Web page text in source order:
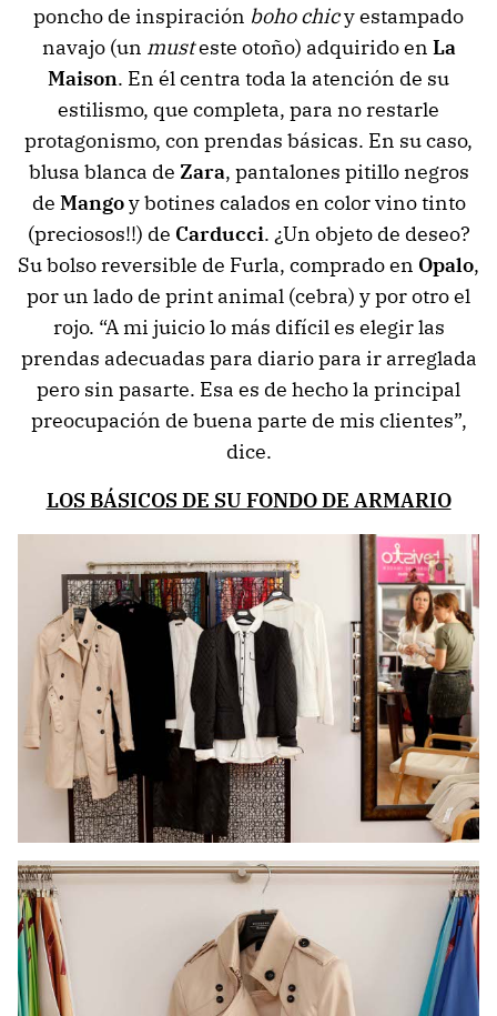
poncho de inspiración boho chicy estampado
navajo (un musteste otoño) adquirido en La
Maison. En él centra toda la atención de su
estilismo, que completa, para no restarle
protagonismo, con prendas básicas. En su caso,
blusa blanca de Zara, pantalones pitillo negros
de Mangoy botines calados en color vino tinto
(preciosos!!) de Carducci. ¿Un objeto de deseo?
Su bolso reversible de Furla, comprado en Opalo,
por un lado de print animal (cebra) y por otro el
rojo. “A mi juicio lo más difícil es elegir las
prendas adecuadas para diario para ir arreglada
pero sin pasarte. Esa es de hecho la principal
preocupación de buena parte de mis clientes”,
dice.
LOS BÁSICOS DE SU FONDO DE ARMARIO